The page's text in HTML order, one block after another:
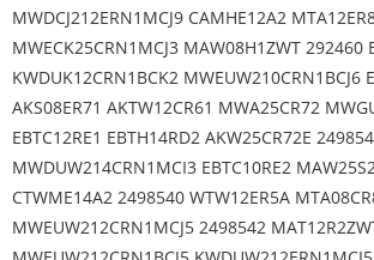
MWDCJ212ERN1MCJ9 CAMHE12A2
MWECK25CRN1MCJ3 MAW08H1ZWT 292460
KWDUK12CRN1BCK2 MWEUW210CRN1BCJ6
AKS08ER71 AKTW12CR61 MWA25CR72
EBTC12RE1 EBTH14RD2 AKW25CR72E
MWDUW214CRN1MCI3 EBTC10RE2
CTWME14A2 2498540 WTW12ER5A
MWEUW212CRN1MCJ5 2498542